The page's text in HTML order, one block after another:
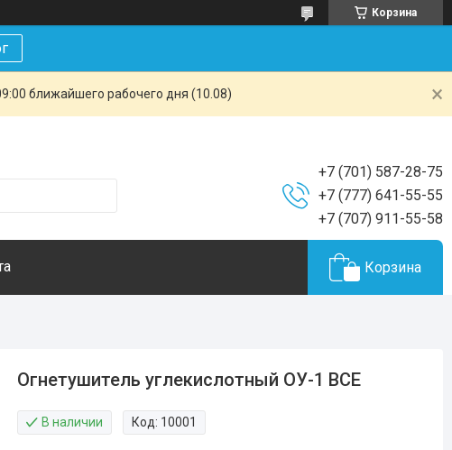
Корзина
ближайшего рабочего дня (10.08)
+7 (701) 587-28-75
+7 (777) 641-55-55
+7 (707) 911-55-58
Корзина
Огнетушитель углекислотный ОУ-1 ВСЕ
В наличии Код: 10001